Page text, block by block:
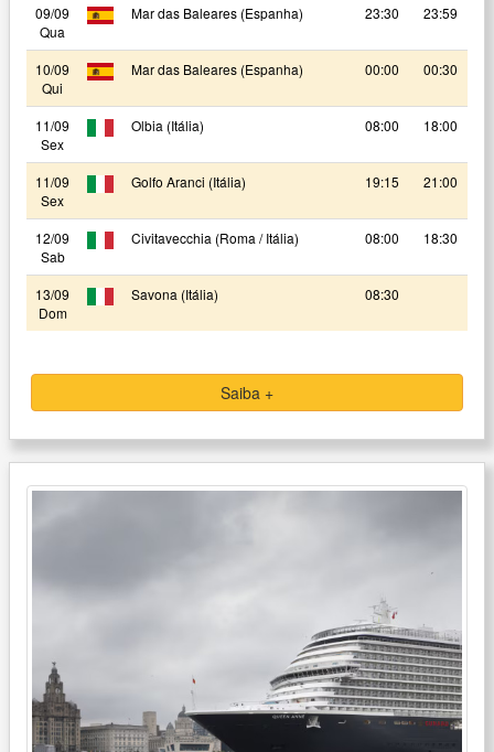
09/09
Qua
Mar das Baleares (Espanha) 23:30 23:59
10/09
Qui
Mar das Baleares (Espanha) 00:00 00:30
11/09
Sex
Olbia (Itália) 08:00 18:00
11/09
Sex
Golfo Aranci (Itália) 19:15 21:00
12/09
Sab
Civitavecchia (Roma / Itália) 08:00 18:30
13/09
Dom
Savona (Itália) 08:30
Saiba +